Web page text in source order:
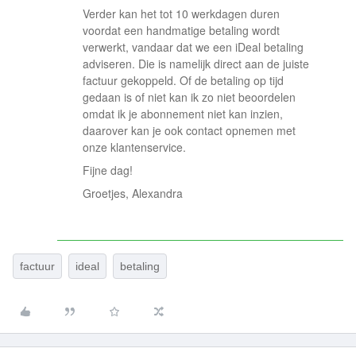
Verder kan het tot 10 werkdagen duren
voordat een handmatige betaling wordt
verwerkt, vandaar dat we een iDeal betaling
adviseren. Die is namelijk direct aan de juiste
factuur gekoppeld. Of de betaling op tijd
gedaan is of niet kan ik zo niet beoordelen
omdat ik je abonnement niet kan inzien,
daarover kan je ook contact opnemen met
onze klantenservice.
Fijne dag!
Groetjes, Alexandra
factuur ideal betaling